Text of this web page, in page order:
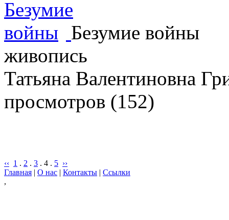
Безумие войны
живопись
Татьяна Валентиновна
просмотров (152)
‹‹ 1 . 2 . 3 . 4 . 5 ››
Главная | О нас | Контакты | Ссылки
,